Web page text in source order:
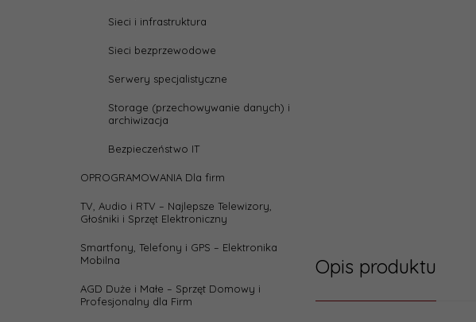
Sieci i infrastruktura
Sieci bezprzewodowe
Serwery specjalistyczne
Storage (przechowywanie danych) i
archiwizacja
Bezpieczeństwo IT
OPROGRAMOWANIA Dla firm
TV, Audio i RTV – Najlepsze Telewizory,
Głośniki i Sprzęt Elektroniczny
Smartfony, Telefony i GPS – Elektronika
Mobilna
AGD Duże i Małe – Sprzęt Domowy i
Profesjonalny dla Firm
Opis produktu